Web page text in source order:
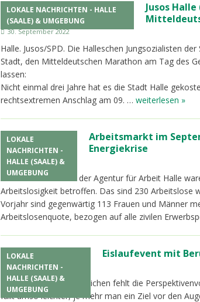
LOKALE NACHRICHTEN - HALLE
(SAALE) & UMGEBUNG
Jusos
30. September 2022
Halle. Jusos/SPD. Die Halleschen Jungsozialisten
Stadt, den Mitteldeutschen Marathon am Tag des
lassen:
Nicht einmal drei Jahre hat es die Stadt Halle
rechtsextremen Anschlag am 09. … weiterlesen »
LOKALE
NACHRICHTEN -
HALLE (SAALE) &
UMGEBUNG
Arbeitsmarkt im
Energiekrise
30. September 2022
Halle. AfA. Im Bezirk der Agentur für Arbeit Halle
Arbeitslosigkeit betroffen. Das sind 230 Arbeitslose
Vorjahr sind gegenwärtig 113 Frauen und Männer
Arbeitslosenquote, bezogen auf alle zivilen
LOKALE
NACHRICHTEN -
HALLE (SAALE) &
UMGEBUNG
Eislaufevent mit
30. September 2022
Halle. BA. Vielen Jugendlichen fehlt die
fällt umso leichter, je mehr man ein Ziel vor den